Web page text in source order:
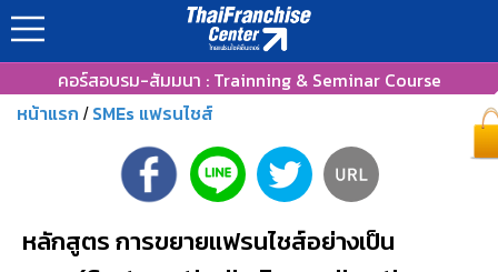
คอร์สอบรม-สัมมนา : Trainning & Seminar Course
หน้าแรก / SMEs แฟรนไชส์
หลักสูตร การขยายแฟรนไชส์อย่างเป็น